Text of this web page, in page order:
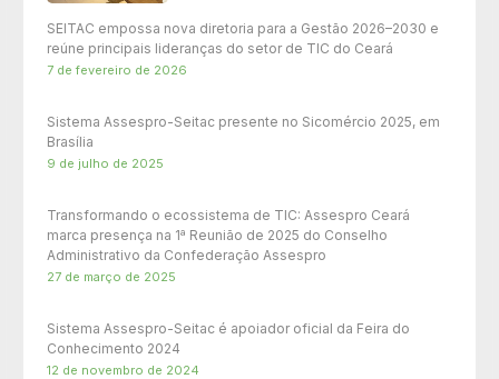
SEITAC empossa nova diretoria para a Gestão 2026–2030 e
reúne principais lideranças do setor de TIC do Ceará
7 de fevereiro de 2026
Sistema Assespro-Seitac presente no Sicomércio 2025, em
Brasília
9 de julho de 2025
Transformando o ecossistema de TIC: Assespro Ceará
marca presença na 1ª Reunião de 2025 do Conselho
Administrativo da Confederação Assespro
27 de março de 2025
Sistema Assespro-Seitac é apoiador oficial da Feira do
Conhecimento 2024
12 de novembro de 2024